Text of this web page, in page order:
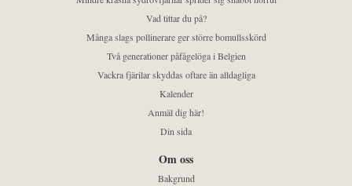
Vad tittar du på?
Många slags pollinerare ger större bomullsskörd
Två generationer påfågelöga i Belgien
Vackra fjärilar skyddas oftare än alldagliga
Kalender
Anmäl dig här!
Din sida
Om oss
Bakgrund